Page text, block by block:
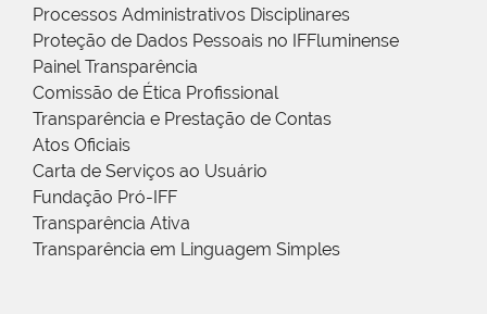
Processos Administrativos Disciplinares
Proteção de Dados Pessoais no IFFluminense
Painel Transparência
Comissão de Ética Profissional
Transparência e Prestação de Contas
Atos Oficiais
Carta de Serviços ao Usuário
Fundação Pró-IFF
Transparência Ativa
Transparência em Linguagem Simples